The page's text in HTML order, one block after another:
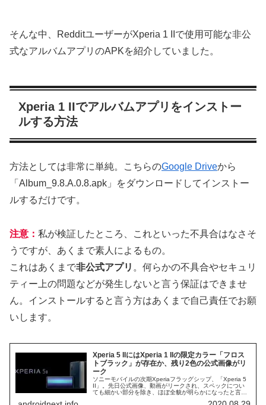
そんな中、RedditユーザーがXperia 1 IIで使用可能な非公
式なアルバムアプリのAPKを紹介していました。
Xperia 1 IIでアルバムアプリをインストー
ルする方法
方法としては非常に単純。こちらのGoogle Driveから
「Album_9.8.A.0.8.apk」をダウンロードしてインストー
ルするだけです。
注意： 私が検証したところ、これといった不具合はなさそ
うですが、あくまで素人によるもの。
これはあくまで非公式アプリ 。何らかの不具合やセキュリ
ティー上の問題などが発生しないと言う保証はできませ
ん。インストールすると言う方はあくまで自己責任でお願
いします。
Xperia 5 IIにはXperia 1 IIの限定カラー「フロス
トブラック」が存在か、残り2色の公式画像がリ
ーク
ソニーモバイルの次期Xperiaフラッグシップ、「Xperia 5
II」。先日公式画像、動画がリークされ、スペックについ
ても細かい部分を除き、ほぼ全貌が明らかになったと言っ